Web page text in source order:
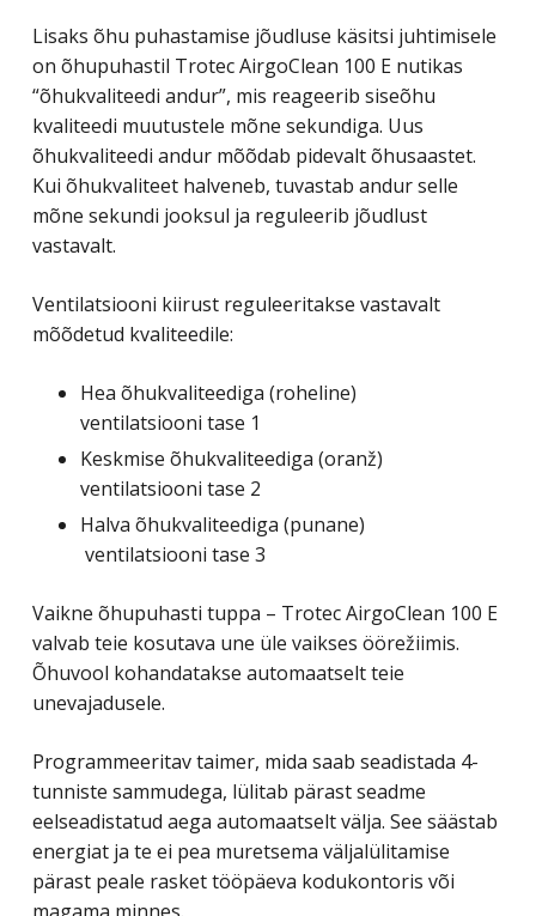
Lisaks õhu puhastamise jõudluse käsitsi juhtimisele
on õhupuhastil Trotec AirgoClean 100 E nutikas
“õhukvaliteedi andur”, mis reageerib siseõhu
kvaliteedi muutustele mõne sekundiga. Uus
õhukvaliteedi andur mõõdab pidevalt õhusaastet.
Kui õhukvaliteet halveneb, tuvastab andur selle
mõne sekundi jooksul ja reguleerib jõudlust
vastavalt.
Ventilatsiooni kiirust reguleeritakse vastavalt
mõõdetud kvaliteedile:
Hea õhukvaliteediga (roheline)
ventilatsiooni tase 1
Keskmise õhukvaliteediga (oranž)
ventilatsiooni tase 2
Halva õhukvaliteediga (punane)
ventilatsiooni tase 3
Vaikne õhupuhasti tuppa – Trotec AirgoClean 100 E
valvab teie kosutava une üle vaikses öörežiimis.
Õhuvool kohandatakse automaatselt teie
unevajadusele.
Programmeeritav taimer, mida saab seadistada 4-
tunniste sammudega, lülitab pärast seadme
eelseadistatud aega automaatselt välja. See säästab
energiat ja te ei pea muretsema väljalülitamise
pärast peale rasket tööpäeva kodukontoris või